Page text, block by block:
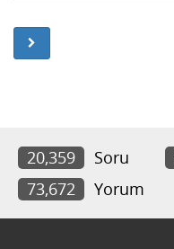
20,359 Soru
73,672
Yorum